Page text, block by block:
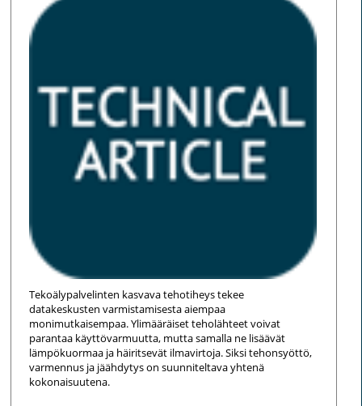
Tekoälypalvelinten kasvava tehotiheys tekee
datakeskusten varmistamisesta aiempaa
monimutkaisempaa. Ylimääräiset teholähteet voivat
parantaa käyttövarmuutta, mutta samalla ne lisäävät
lämpökuormaa ja häiritsevät ilmavirtoja. Siksi tehonsyöttö,
varmennus ja jäähdytys on suunniteltava yhtenä
kokonaisuutena.